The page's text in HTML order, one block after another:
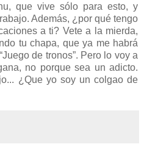
que vive sólo para esto, y
Además, ¿por qué tengo
a ti? Vete a la mierda,
tu chapa, que ya me habrá
de tronos”. Pero lo voy a
no porque sea un adicto.
¿Que yo soy un colgao de